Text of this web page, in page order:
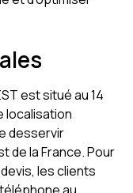
est situé au 14
localisation
desservir
de la France. Pour
les clients